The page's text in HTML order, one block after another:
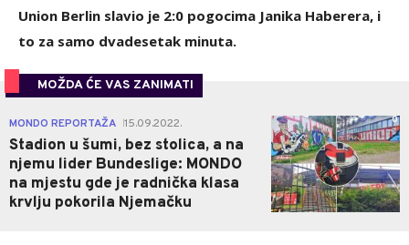
Union Berlin slavio je 2:0 pogocima Janika Haberera, i
to za samo dvadesetak minuta.
MOŽDA ĆE VAS ZANIMATI
MONDO REPORTAŽA 15.09.2022.
Stadion u šumi, bez stolica, a na
njemu lider Bundeslige: MONDO
na mjestu gde je radnička klasa
krvlju pokorila Njemačku
0